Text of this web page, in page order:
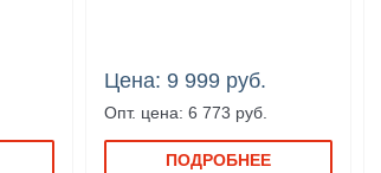
Цена: 9 999 руб.
Опт. цена: 6 773 руб.
ПОДРОБНЕЕ